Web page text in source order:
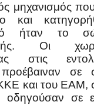
μηχανισμός
και
ήταν το
Οι
στις
σε
και του ΕΑΜ,
σε